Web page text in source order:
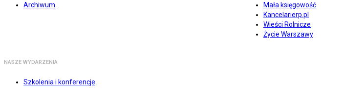
Archiwum
Mała księgowość
Kancelarierp.pl
Wieści Rolnicze
Życie Warszawy
NASZE WYDARZENIA
Szkolenia i konferencje